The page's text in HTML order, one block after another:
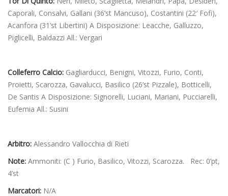
Caporali, Consalvi, Gallani (36’st Mancuso), Costantini (22′ Fofi),
Acanfora (31’st Libertini) A Disposizione: Leacche, Galluzzo,
Piglicelli, Baldazzi All.: Vergari
Colleferro Calcio: Gagliarducci, Benigni, Vitozzi, Furio, Conti,
Proietti, Scarozza, Gavalucci, Basilico (26’st Pizzale), Botticelli,
De Santis A Disposizione: Signorelli, Luciani, Mariani, Pucciarelli,
Eufemia All.: Susini
Arbitro: Alessandro Vallocchia di Rieti
Note: Ammoniti: (C ) Furio, Basilico, Vitozzi, Scarozza. Rec: 0’pt,
4’st
Marcatori: N/A